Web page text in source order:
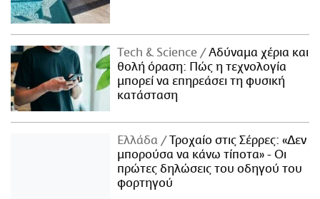
Τech & Science
Αδύναμα χέρια και
θολή όραση: Πώς η τεχνολογία
μπορεί να επηρεάσει τη φυσική
κατάσταση
Ελλάδα
Τροχαίο στις Σέρρες: «Δεν
μπορούσα να κάνω τίποτα» - Οι
πρώτες δηλώσεις του οδηγού του
φορτηγού